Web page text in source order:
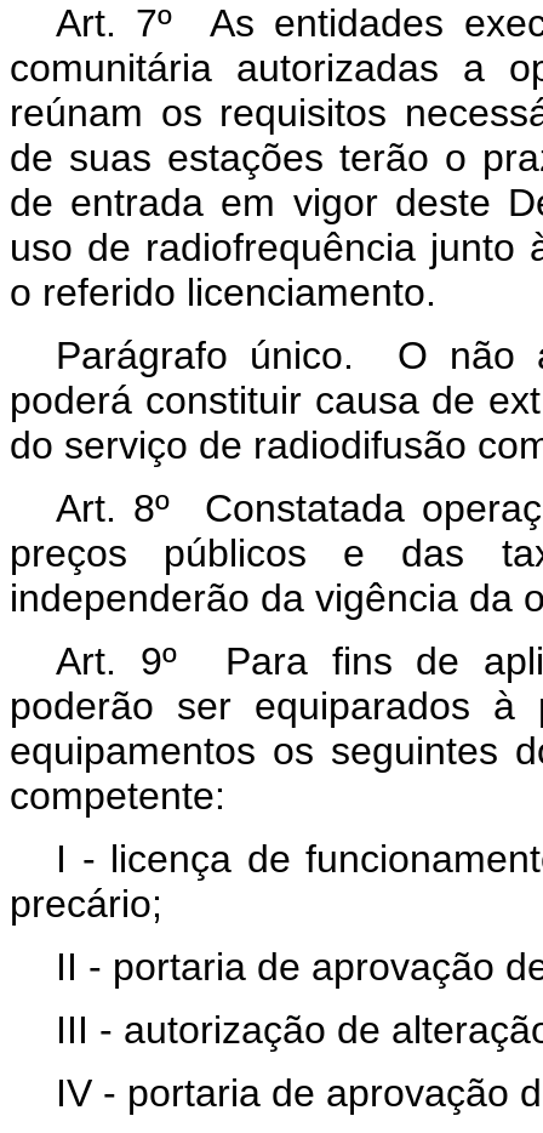
Art. 7º As entidades
comunitária autorizadas a
reúnam os requisitos
de suas estações terão o
de entrada em vigor deste
uso de radiofrequência junto
o referido licenciamento.
Parágrafo único. O não
poderá constituir causa de
do serviço de radiodifusão
Art. 8º Constatada
preços públicos e das
independerão da vigência da
Art. 9º Para fins de
poderão ser equiparados
equipamentos os seguintes
competente:
I - licença de
precário;
II - portaria de aprovação
III - autorização de
IV - portaria de aprovação